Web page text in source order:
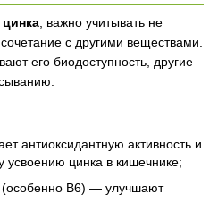
, важно учитывать не
с другими веществами.
его биодоступность, другие
антиоксидантную активность и
усвоению цинка в кишечнике;
(особенно B6) — улучшают